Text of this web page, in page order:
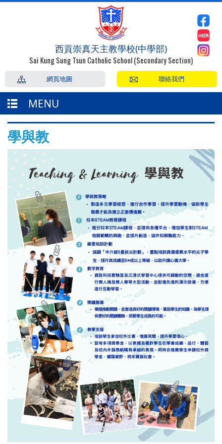
西貢崇真天主教學校(中學部)
Sai Kung Sung Tsun Catholic School (Secondary Section)
聯絡我們
網頁地圖
MENU
學與教